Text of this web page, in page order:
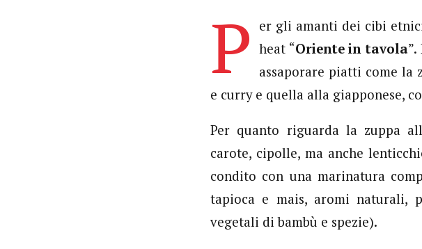
P er gli amanti dei cibi
heat “Oriente in tavola
assaporare piatti come la
e curry e quella alla giapponese,
Per quanto riguarda la zuppa
carote, cipolle, ma anche
condito con una marinatura
tapioca e mais, aromi naturali,
vegetali di bambù e spezie).